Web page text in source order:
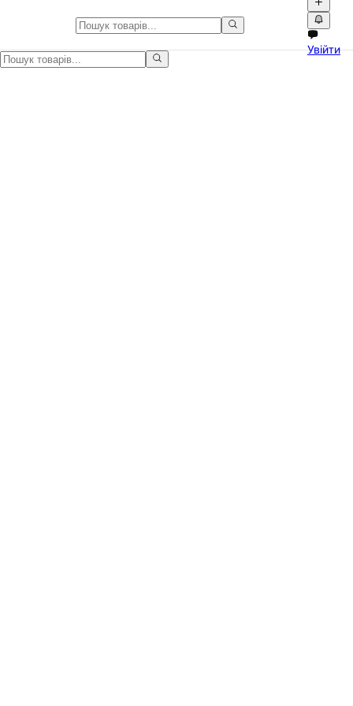
Лижі та сноуборди в Україні
Лижі та сноуборди в Україні на Npati. Купуйте та продавайте
Увійти